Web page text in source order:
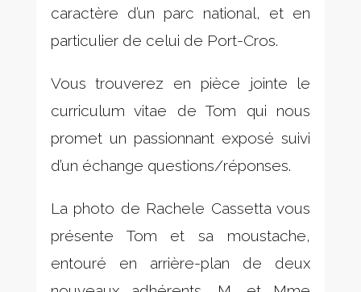
caractère d’un parc national, et en
particulier de celui de Port-Cros.
Vous trouverez en pièce jointe le
curriculum vitae de Tom qui nous
promet un passionnant exposé suivi
d’un échange questions/réponses.
La photo de Rachele Cassetta vous
présente Tom et sa moustache,
entouré en arrière-plan de deux